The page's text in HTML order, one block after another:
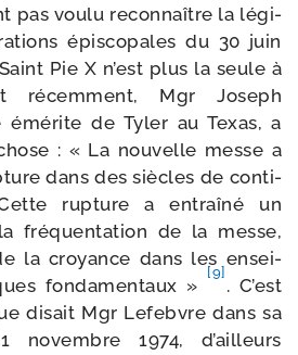
pas vou­lu recon­naître la légi­
épis­co­pales du 30 juin
Pie X n’est plus la seule à
récem­ment, Mgr Joseph
émé­rite de Tyler au Texas, a
: « La nou­velle messe a
dans des siècles de conti­
rup­ture a entraî­né un
fré­quen­ta­tion de la messe,
la croyance dans les ensei­
fon­da­men­taux »
[9]
. C’est
disait Mgr Lefebvre dans sa
novembre 1974, d’ailleurs